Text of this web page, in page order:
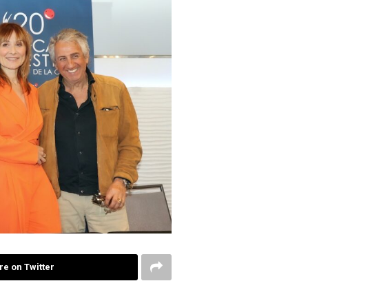
on Twitter